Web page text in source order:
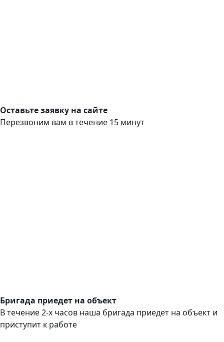
Оставьте заявку на сайте
Перезвоним вам в течение 15 минут
Бригада приедет на объект
В течение 2-х часов наша бригада приедет на объект и
приступит к работе